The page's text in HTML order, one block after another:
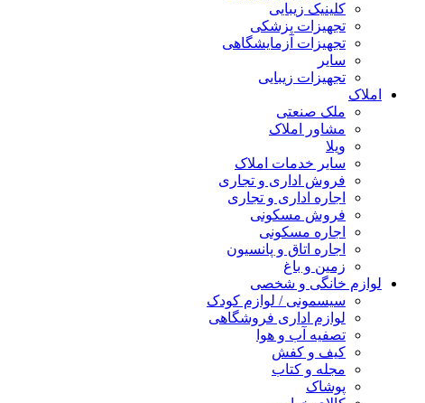
کلینیک زیبایی
تجهیزات پزشکی
تجهیزات آزمایشگاهی
سایر
تجهیزات زیبایی
املاک
ملک صنعتی
مشاور املاک
ویلا
سایر خدمات املاک
فروش اداری و تجاری
اجاره اداری و تجاری
فروش مسکونی
اجاره مسکونی
اجاره اتاق و پانسیون
زمین و باغ
لوازم خانگی و شخصی
سیسمونی / لوازم کودک
لوازم اداری فروشگاهی
تصفیه آب و هوا
کیف و کفش
مجله و کتاب
پوشاک